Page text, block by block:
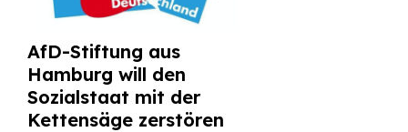
AfD-Stiftung aus
Hamburg will den
Sozialstaat mit der
Kettensäge zerstören